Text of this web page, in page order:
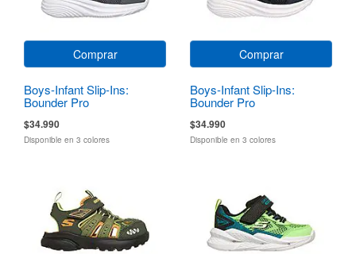
Comprar
Boys-Infant Slip-Ins:
Bounder Pro
$34.990
Disponible en 3 colores
Comprar
Boys-Infant Slip-Ins:
Bounder Pro
$34.990
Disponible en 3 colores